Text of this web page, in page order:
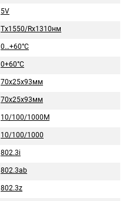
5V
Tx1550/Rx1310нм
0…+60°С
0+60°С
70х25х93мм
70x25x93мм
10/100/1000М
10/100/1000
802.3i
802.3ab
802.3z